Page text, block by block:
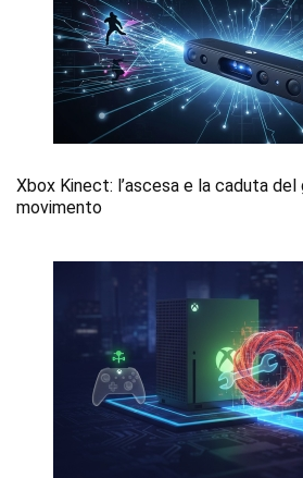
Xbox Kinect: l’ascesa e la caduta
movimento